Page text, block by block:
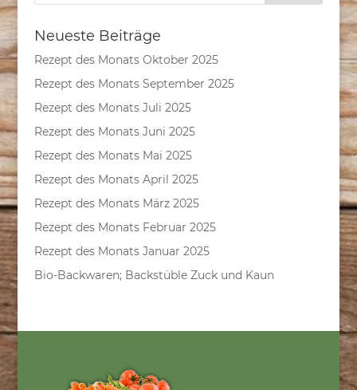
Neueste Beiträge
Rezept des Monats Oktober 2025
Rezept des Monats September 2025
Rezept des Monats Juli 2025
Rezept des Monats Juni 2025
Rezept des Monats Mai 2025
Rezept des Monats April 2025
Rezept des Monats März 2025
Rezept des Monats Februar 2025
Rezept des Monats Januar 2025
Bio-Backwaren; Backstüble Zuck und Kaun